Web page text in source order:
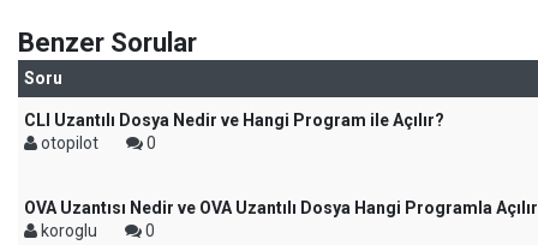
Benzer Sorular
Soru
CLI Uzantılı Dosya Nedir ve Hangi Program ile Açılır?
otopilot
0
OVA Uzantısı Nedir ve OVA Uzantılı Dosya Hangi Programla
koroglu
0